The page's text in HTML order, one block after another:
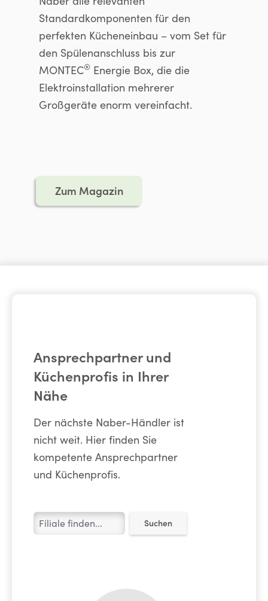
Standardkomponenten für den
perfekten Kücheneinbau – vom Set für
den Spülenanschluss bis zur
MONTEC® Energie Box, die die
Elektroinstallation mehrerer
Großgeräte enorm vereinfacht.
Zum Magazin
Ansprechpartner und
Küchenprofis in Ihrer
Nähe
Der nächste Naber-Händler ist
nicht weit. Hier finden Sie
kompetente Ansprechpartner
und Küchenprofis.
Suchen